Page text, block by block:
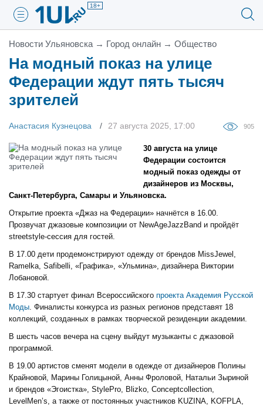
18+
Новости Ульяновска → Город онлайн → Общество
На модный показ на улице
Федерации ждут пять тысяч
зрителей
Анастасия Кузнецова 27 августа 2025, 17:00 905
30 августа на улице
Федерации состоится
модный показ одежды от
дизайнеров из Москвы,
Санкт-Петербурга, Самары и Ульяновска.
Открытие проекта «Джаз на Федерации» начнётся в 16.00.
Прозвучат джазовые композиции от NewAgeJazzBand и пройдёт
streetstyle-сессия для гостей.
В 17.00 дети продемонстрируют одежду от брендов MissJewel,
Ramelka, Safibelli, «Графика», «Ульмина», дизайнера Виктории
Лобановой.
В 17.30 стартует финал Всероссийского проекта Академия Русской
Моды . Финалисты конкурса из разных регионов представят 18
коллекций, созданных в рамках творческой резиденции академии.
В шесть часов вечера на сцену выйдут музыканты с джазовой
программой.
В 19.00 артистов сменят модели в одежде от дизайнеров Полины
Крайновой, Марины Голицыной, Анны Фроловой, Натальи Зыриной
и брендов «Эгоистка», StylePro, Blizko, Conceptcollection,
LevelMen’s, а также от постоянных участников KUZINA, KOFPLA,